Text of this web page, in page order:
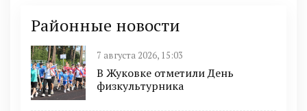
Районные новости
7 августа 2026, 15:03
В Жуковке отметили День
физкультурника